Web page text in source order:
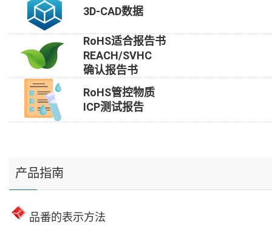
3D-CAD数据
RoHS适合报告书
REACH/SVHC
确认报告书
RoHS管控物质
ICP测试报告
产品指南
品番的表示方法